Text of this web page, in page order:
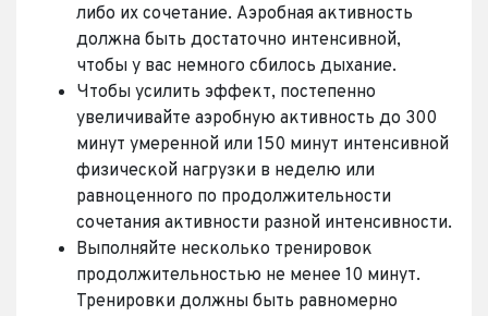
либо их сочетание. Аэробная активность
должна быть достаточно интенсивной,
чтобы у вас немного сбилось дыхание.
Чтобы усилить эффект, постепенно
увеличивайте аэробную активность до 300
минут умеренной или 150 минут интенсивной
физической нагрузки в неделю или
равноценного по продолжительности
сочетания активности разной интенсивности.
Выполняйте несколько тренировок
продолжительностью не менее 10 минут.
Тренировки должны быть равномерно